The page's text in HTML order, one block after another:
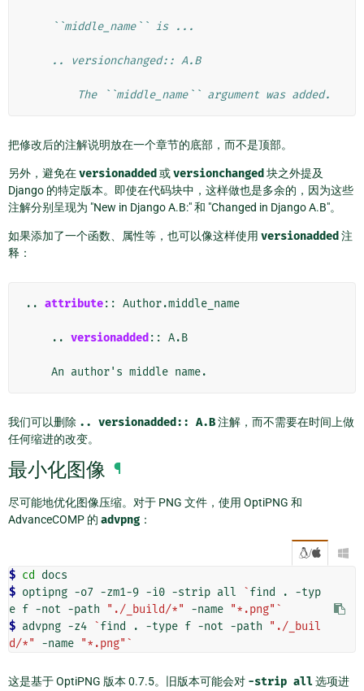
    ``middle_name`` is ...
    .. versionchanged:: A.B
        The ``middle_name`` argument was added.
把修改后的注解说明放在一个章节的底部，而不是顶部。
另外，避免在versionadded 或versionchanged 块之外提及
Django 的特定版本。即使在代码块中，这样做也是多余的，因为这些
注解分别呈现为 "New in Django A.B:" 和 "Changed in Django A.B"。
如果添加了一个函数、属性等，也可以像这样使用 versionadded 注
释：
.. attribute:: Author.middle_name
    ..
versionadded :: A.B
我们可以删除 .. versionadded:: A.B注解，而不需要在时间上做
任何缩进的改变。
最小化图像 ¶
尽可能地优化图像压缩。对于 PNG 文件，使用 OptiPNG 和
AdvanceCOMP 的 advpng ：
/ 
$ cd
$ optipng -o7 -zm1-9 -i0 -strip all `find .
-typ
e f -not -path "./_build/*" -name "*.png" `
$ advpng -z4 `find . -type f -not -path
"./_buil
d/*"
-name "*.png" `
这是基于 OptiPNG 版本 0.7.5。旧版本可能会对 -strip all选项进